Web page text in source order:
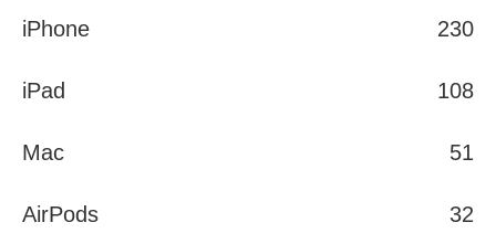
iPhone 230
iPad 108
Mac 51
AirPods 32